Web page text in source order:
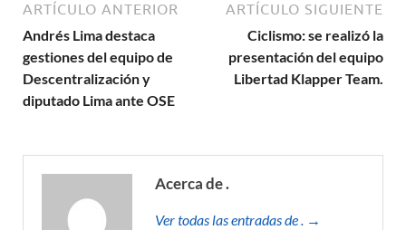
ARTÍCULO ANTERIOR
Andrés Lima destaca
gestiones del equipo de
Descentralización y
diputado Lima ante OSE
ARTÍCULO SIGUIENTE
Ciclismo: se realizó la
presentación del equipo
Libertad Klapper Team.
Acerca de .
Ver todas las entradas de . →